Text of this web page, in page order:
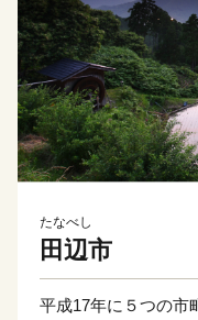
たなべし
田辺市
平成17年に５つの市